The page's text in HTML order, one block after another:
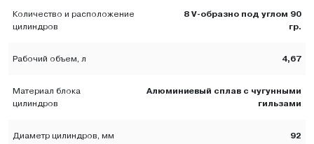
Количество и расположение
цилиндров
8 V-образно под углом 90
гр.
Рабочий объем, л 4,67
Материал блока
цилиндров
Алюминиевый сплав с чугунными
гильзами
Диаметр цилиндров, мм 92